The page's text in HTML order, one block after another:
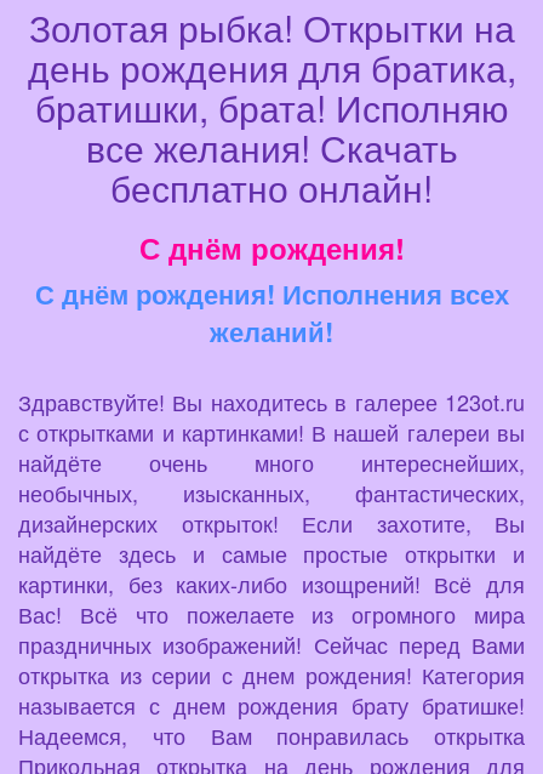
Золотая рыбка! Открытки на
день рождения для братика,
братишки, брата! Исполняю
все желания! Скачать
бесплатно онлайн!
С днём рождения!
С днём рождения! Исполнения всех
желаний!
Здравствуйте! Вы находитесь в галерее 123ot.ru
с открытками и картинками! В нашей галереи вы
найдёте очень много интереснейших,
необычных, изысканных, фантастических,
дизайнерских открыток! Если захотите, Вы
найдёте здесь и самые простые открытки и
картинки, без каких-либо изощрений! Всё для
Вас! Всё что пожелаете из огромного мира
праздничных изображений! Сейчас перед Вами
открытка из серии с днем рождения! Категория
называется с днем рождения брату братишке!
Надеемся, что Вам понравилась открытка
Прикольная открытка на день рождения для